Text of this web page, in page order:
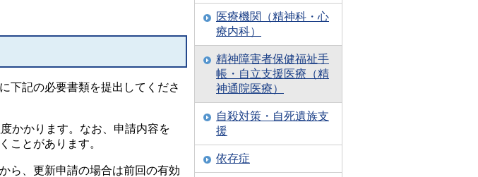
下記の必要書類を提出してくださ
かかります。なお、申請内容を
ことがあります。
ら、更新申請の場合は前回の有効
医療機関（精神科・心
療内科）
精神障害者保健福祉手
帳・自立支援医療（精
神通院医療）
自殺対策・自死遺族支
援
依存症